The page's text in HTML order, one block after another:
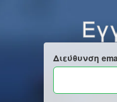
Διεύθυνση